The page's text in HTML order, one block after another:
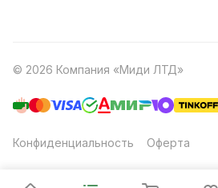
© 2026 Компания «Миди ЛТД»
Конфиденциальность Оферта